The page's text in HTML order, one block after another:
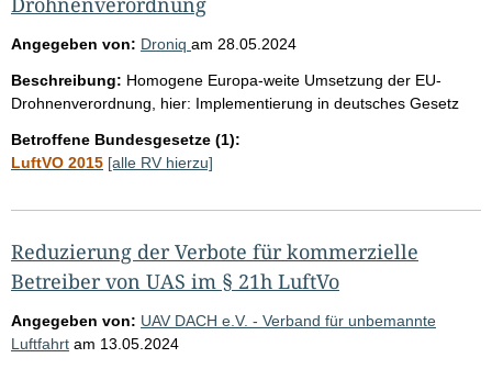
Angegeben von: Droniq am 28.05.2024
Beschreibung: Homogene Europa-weite Umsetzung der EU-
Drohnenverordnung, hier: Implementierung in deutsches Gesetz
Betroffene Bundesgesetze (1):
LuftVO 2015 [alle RV hierzu]
Reduzierung der Verbote für kommerzielle
Betreiber von UAS im § 21h LuftVo
Angegeben von: UAV DACH e.V. - Verband für unbemannte
Luftfahrt am 13.05.2024